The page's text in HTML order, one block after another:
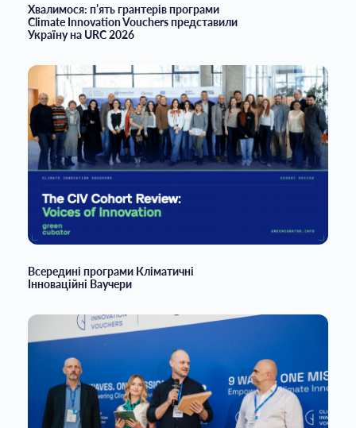
Хвалимося: п’ять грантерів програми
Climate Innovation Vouchers представили
Україну на URC 2026
Всередині програми Кліматичні
Інноваційні Ваучери